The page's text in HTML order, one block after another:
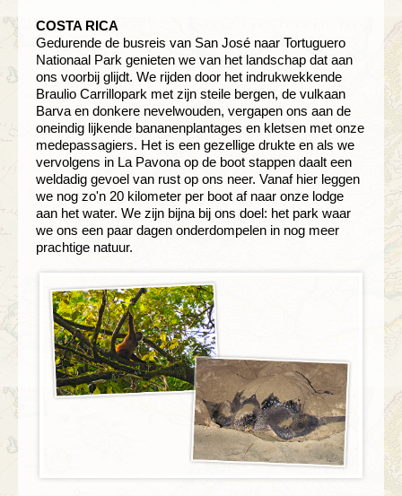
COSTA RICA
Gedurende de busreis van San José naar Tortuguero
Nationaal Park genieten we van het landschap dat aan
ons voorbij glijdt. We rijden door het indrukwekkende
Braulio Carrillopark met zijn steile bergen, de vulkaan
Barva en donkere nevelwouden, vergapen ons aan de
oneindig lijkende bananenplantages en kletsen met onze
medepassagiers. Het is een gezellige drukte en als we
vervolgens in La Pavona op de boot stappen daalt een
weldadig gevoel van rust op ons neer. Vanaf hier leggen
we nog zo'n 20 kilometer per boot af naar onze lodge
aan het water. We zijn bijna bij ons doel: het park waar
we ons een paar dagen onderdompelen in nog meer
prachtige natuur.